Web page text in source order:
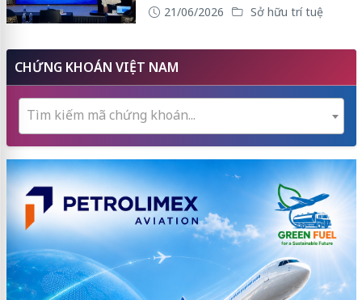
21/06/2026 Sở hữu trí tuệ
CHỨNG KHOÁN VIỆT NAM
Tìm kiếm mã chứng khoán...